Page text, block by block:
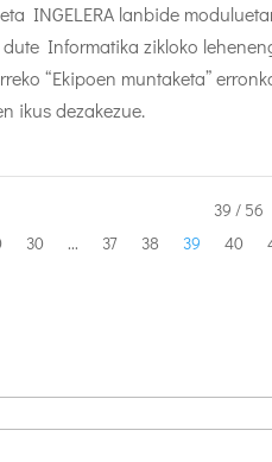
INGELERA lanbide
Informatika zikloko
“Ekipoen muntaketa”
ikus dezakezue.
39 / 56
30 ... 37 38 39 40